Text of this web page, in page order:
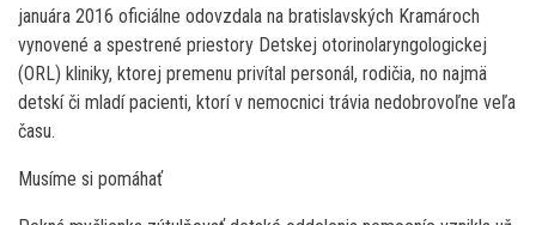
januára 2016 oficiálne odovzdala na bratislavských Kramároch
vynovené a spestrené priestory Detskej otorinolaryngologickej
(ORL) kliniky, ktorej premenu privítal personál, rodičia, no najmä
detskí či mladí pacienti, ktorí v nemocnici trávia nedobrovoľne veľa
času.
Musíme si pomáhať